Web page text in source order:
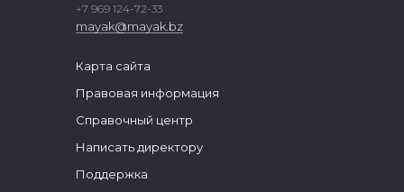
+7 969 124-72-33
mayak@mayak.bz
Карта сайта
Правовая информация
Справочный центр
Написать директору
Поддержка